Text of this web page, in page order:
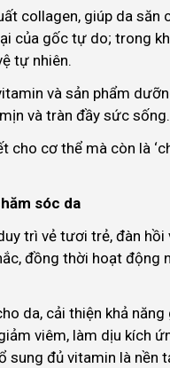
collagen, giúp da săn
của gốc tự do; trong
tự nhiên.
và sản phẩm
và tràn đầy sức sống.
cơ thể mà còn là
sóc da
trì vẻ tươi trẻ, đàn hồi
đồng thời hoạt động
da, cải thiện khả
viêm, làm dịu kích
sung đủ vitamin là